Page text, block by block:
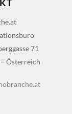
71
Österreich